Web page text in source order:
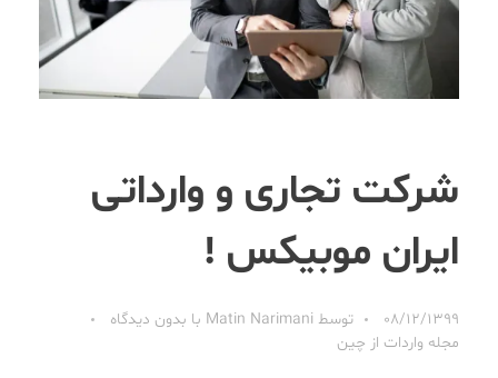
شرکت تجاری و وارداتی
ایران موبیکس !
08/12/1399 توسط Matin Narimani با بدون دیدگاه
مجله واردات از چین